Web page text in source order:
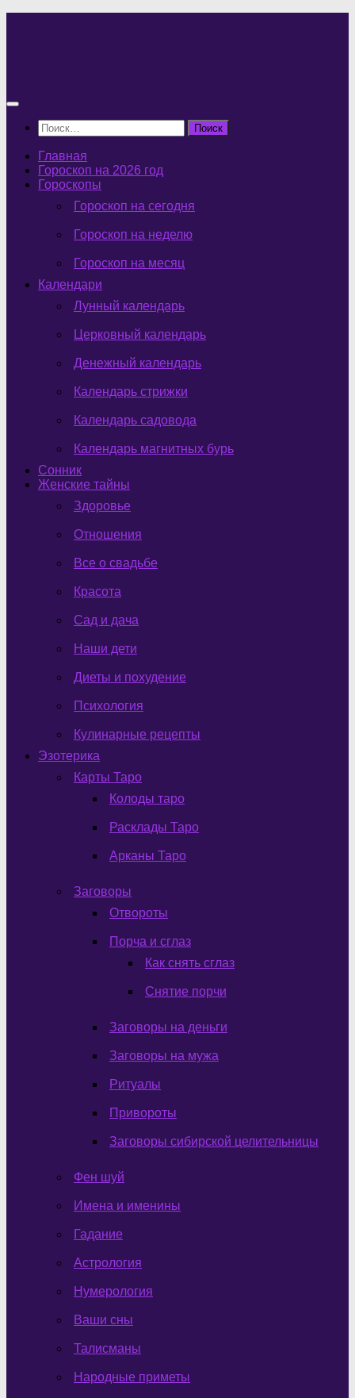
Найти:
Главная
Гороскоп на 2026 год
Гороскопы
Гороскоп на сегодня
Гороскоп на неделю
Гороскоп на месяц
Календари
Лунный календарь
Церковный календарь
Денежный календарь
Календарь стрижки
Календарь садовода
Календарь магнитных бурь
Сонник
Женские тайны
Здоровье
Отношения
Все о свадьбе
Красота
Сад и дача
Наши дети
Диеты и похудение
Психология
Кулинарные рецепты
Эзотерика
Карты Таро
Колоды таро
Расклады Таро
Арканы Таро
Заговоры
Отвороты
Порча и сглаз
Как снять сглаз
Снятие порчи
Заговоры на деньги
Заговоры на мужа
Ритуалы
Привороты
Заговоры сибирской целительницы
Фен шуй
Имена и именины
Гадание
Астрология
Нумерология
Ваши сны
Талисманы
Народные приметы